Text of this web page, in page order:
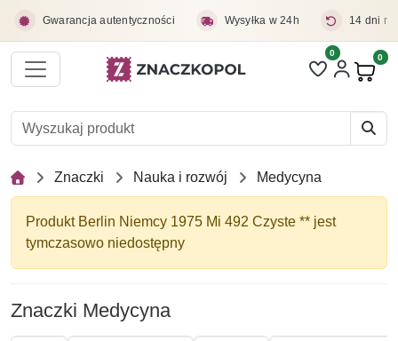
Gwarancja autentyczności Wysyłka w 24h 14 dni
Liczba pozycji
0 0
Znaczki Nauka i rozwój Medycyna
Produkt Berlin Niemcy 1975 Mi 492 Czyste ** jest
tymczasowo niedostępny
Znaczki Medycyna